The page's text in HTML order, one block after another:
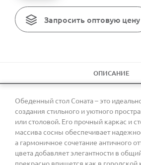
Запросить оптовую цену
ОПИСАНИЕ
Обеденный стол Соната – это
создания стильного и уютного
или столовой. Его прочный каркас и
массива сосны обеспечивает
а гармоничное сочетание античного
цвета добавляет элегантности в